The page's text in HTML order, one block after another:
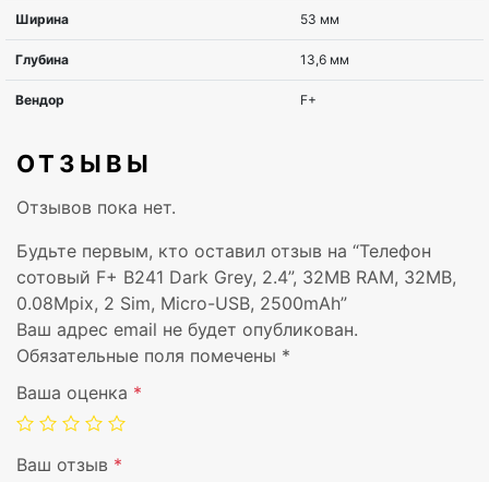
Диагональ экрана
Разрешение экрана 240 x 320
Камера, МПикс 0,08 МП
Кол-во сим-карт
Bluetooth
Wi-Fi
Тип разъема
ОТЗЫВЫ
Отзывов пока нет.
Будьте первым, кто оставил отзыв на “Телефон
сотовый F+ B241 Dark Grey, 2.4”, 32MB RAM, 32MB,
0.08Mpix, 2 Sim, Micro-USB, 2500mAh”
Ваш адрес email не будет опубликован.
Обязательные поля помечены *
Ваша оценка *
Ваш отзыв *